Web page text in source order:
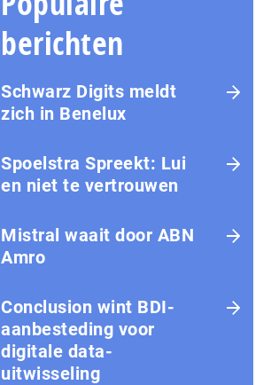
berichten
Schwarz Digits meldt
zich in Benelux
Spoelstra Spreekt: Lui
en niet te vertrouwen
Mistral waait door ABN
Amro
Conclusion wint BDI-
aanbesteding voor
digitale data-
uitwisseling